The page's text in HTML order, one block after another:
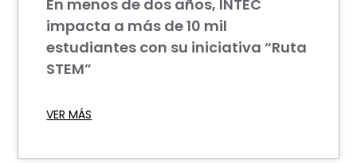
En menos de dos años, INTEC
impacta a más de 10 mil
estudiantes con su iniciativa “Ruta
STEM”
VER MÁS